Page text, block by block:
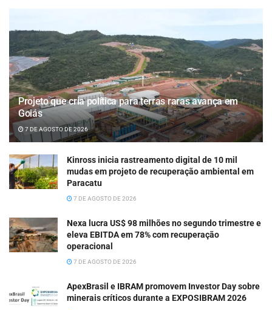
Projeto que cria política para terras raras avança em
Goiás
7 DE AGOSTO DE 2026
Kinross inicia rastreamento digital de 10 mil
mudas em projeto de recuperação ambiental em
Paracatu
7 DE AGOSTO DE 2026
Nexa lucra US$ 98 milhões no segundo trimestre e
eleva EBITDA em 78% com recuperação
operacional
7 DE AGOSTO DE 2026
ApexBrasil e IBRAM promovem Investor Day sobre
minerais críticos durante a EXPOSIBRAM 2026